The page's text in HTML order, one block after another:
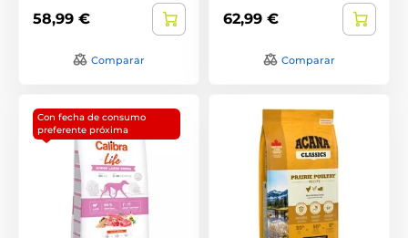
58,99 €
Comparar
62,99 €
Comparar
Con fecha de consumo
preferente próxima